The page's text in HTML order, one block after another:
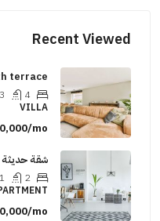
Recent Viewed
terrace
VILLA
mo
شقة حديثة
mo